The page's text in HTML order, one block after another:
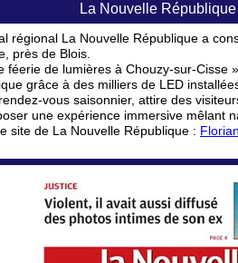
La Nouvelle
régional La Nouvelle République a
près de Blois.
féerie de lumières à Chouzy-sur-Cisse
grâce à des milliers de LED
vous saisonnier, attire des
une expérience immersive mêlant
site de La Nouvelle République :